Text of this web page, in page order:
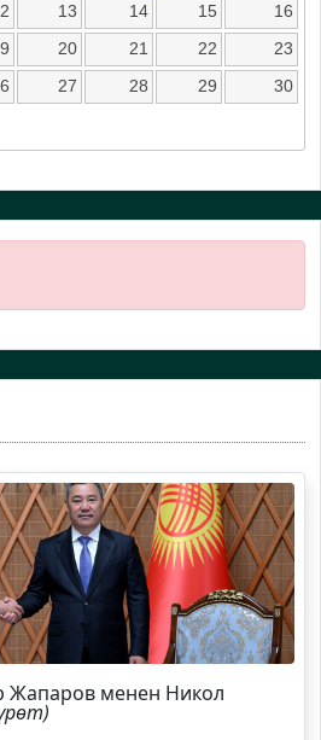
13 14 15
16
20 21 22
23
27 28 29
30
Жапаров менен Никол